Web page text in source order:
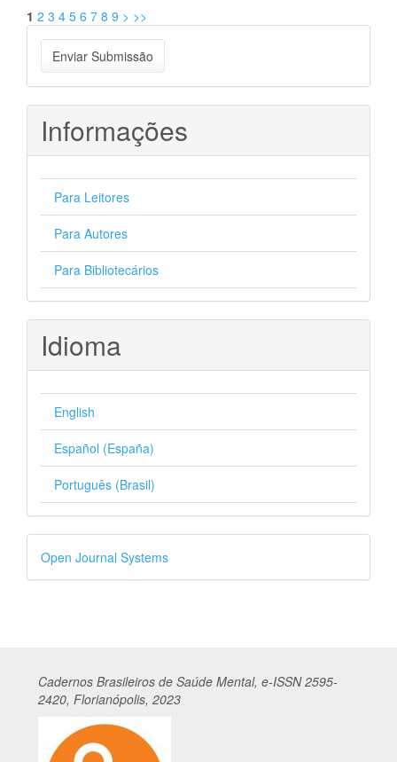
1 2 3 4 5 6 7 8 9 > >>
Enviar
Submissão
Enviar Submissão
Informações
Para Leitores
Para Autores
Para Bibliotecários
Idioma
English
Español (España)
Português (Brasil)
Desenvolvido
por
Open Journal Systems
Cadernos Brasileiros de Saúde Mental, e-ISSN 2595-
2420, Florianópolis, 2023